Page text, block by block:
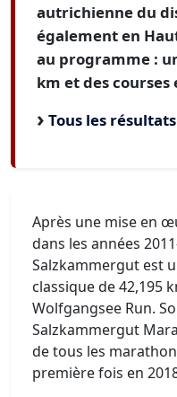
autrichienne du
également en
au programme :
km et des courses
Tous les
Après une mise en
dans les années
Salzkammergut est
classique de 42,195
Wolfgangsee Run.
Salzkammergut
de tous les
première fois en